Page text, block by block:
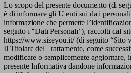
Lo scopo del presente documento (di
è di informare gli Utenti sui dati
informazione che permette
seguito i “Dati Personali”), raccolti dal
https://www.sizeyou.it/ (di seguito “Sito
Il Titolare del Trattamento, come
modificare o semplicemente aggiornare,
presente Informativa dandone